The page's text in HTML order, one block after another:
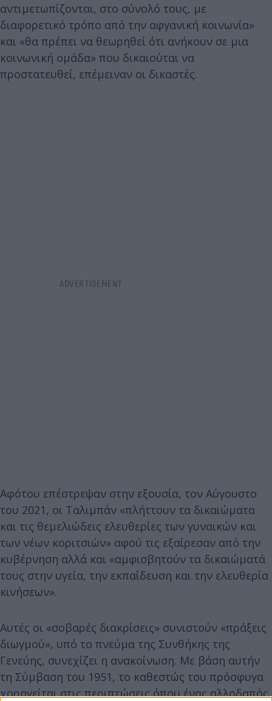
αντιμετωπίζονται, στο σύνολό τους, με
διαφορετικό τρόπο από την αφγανική κοινωνία»
και «θα πρέπει να θεωρηθεί ότι ανήκουν σε μια
κοινωνική ομάδα» που δικαιούται να
προστατευθεί, επέμειναν οι δικαστές.
Αφότου επέστρεψαν στην εξουσία, τον Αύγουστο
του 2021, οι Ταλιμπάν «πλήττουν τα δικαιώματα
και τις θεμελιώδεις ελευθερίες των γυναικών και
των νέων κοριτσιών» αφού τις εξαίρεσαν από την
κυβέρνηση αλλά και «αμφισβητούν τα δικαιώματά
τους στην υγεία, την εκπαίδευση και την ελευθερία
κινήσεων».
Αυτές οι «σοβαρές διακρίσεις» συνιστούν «πράξεις
διωγμού», υπό το πνεύμα της Συνθήκης της
Γενεύης, συνεχίζει η ανακοίνωση. Με βάση αυτήν
τη Σύμβαση του 1951, το καθεστώς του πρόσφυγα
χορηγείται στις περιπτώσεις όπου ένας αλλοδαπός